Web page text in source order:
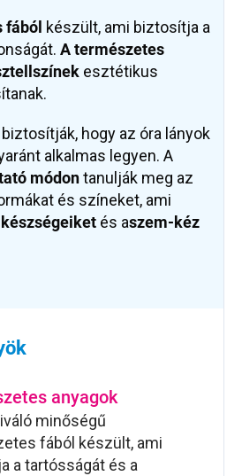
készült, ami biztosítja a
A természetes
esztétikus
biztosítják, hogy az óra lányok
alkalmas legyen. A
módontanulják meg az
és színeket, ami
és aszem-kéz
anyagok
minőségű
fából készült, ami
a tartósságát és a